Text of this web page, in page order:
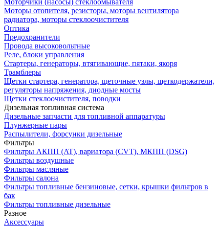
Моторчики (насосы) стеклоомывателя
Моторы отопителя, резисторы, моторы вентилятора
радиатора, моторы стеклоочистителя
Оптика
Предохранители
Провода высоковольтные
Реле, блоки управления
Стартеры, генераторы, втягивающие, пятаки, якоря
Трамблеры
Щетки стартера, генератора, щеточные узлы, щеткодержатели,
регуляторы напряжения, диодные мосты
Щетки стеклоочистителя, поводки
Дизельная топливная система
Дизельные запчасти для топливной аппаратуры
Плунжерные пары
Распылители, форсунки дизельные
Фильтры
Фильтры АКПП (AT), вариатора (CVT), МКПП (DSG)
Фильтры воздушные
Фильтры масляные
Фильтры салона
Фильтры топливные бензиновые, сетки, крышки фильтров в
бак
Фильтры топливные дизельные
Разное
Аксесcуары